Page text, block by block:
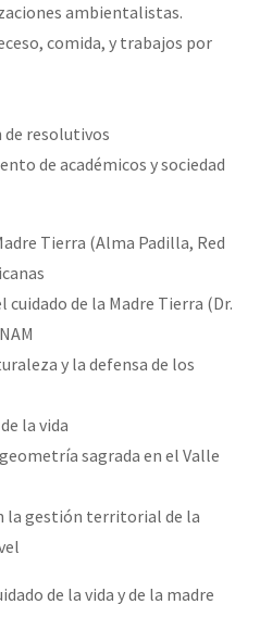
ambientalistas.
comida, y trabajos por
de resolutivos
de académicos y sociedad
Tierra (Alma Padilla, Red
cuidado de la Madre Tierra (Dr.
y la defensa de los
la vida
sagrada en el Valle
la gestión territorial de la
de la vida y de la madre